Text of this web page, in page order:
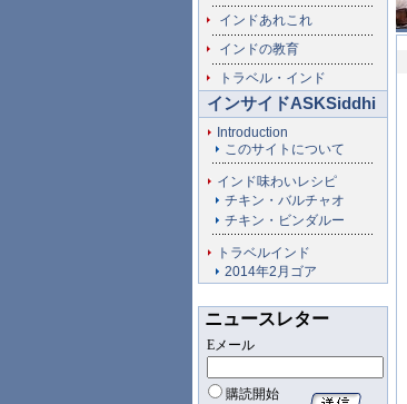
インドあれこれ
インドの教育
トラベル・インド
インサイドASKSiddhi
Introduction
このサイトについて
インド味わいレシピ
チキン・バルチャオ
チキン・ビンダルー
トラベルインド
2014年2月ゴア
ニュースレター
Eメール
購読開始